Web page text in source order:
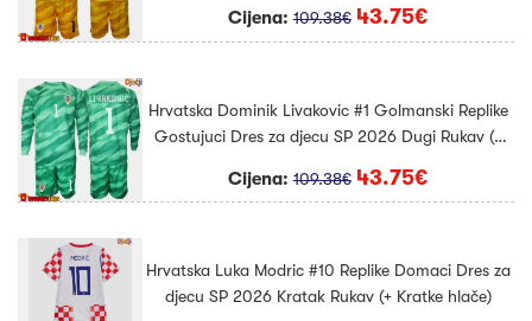
Cijena:109.38€ 43.75€
Hrvatska Dominik Livakovic #1 Golmanski Replike
Gostujuci Dres za djecu SP 2026 Dugi Rukav (+
Cijena:109.38€ 43.75€
Hrvatska Luka Modric #10 Replike Domaci Dres za
djecu SP 2026 Kratak Rukav (+ Kratke hlače)